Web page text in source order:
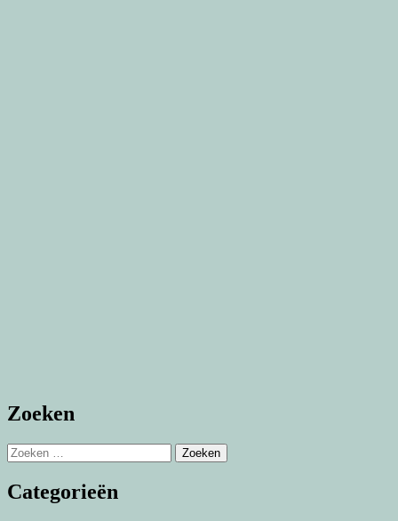
Zoeken
Zoeken
naar:
Categorieën